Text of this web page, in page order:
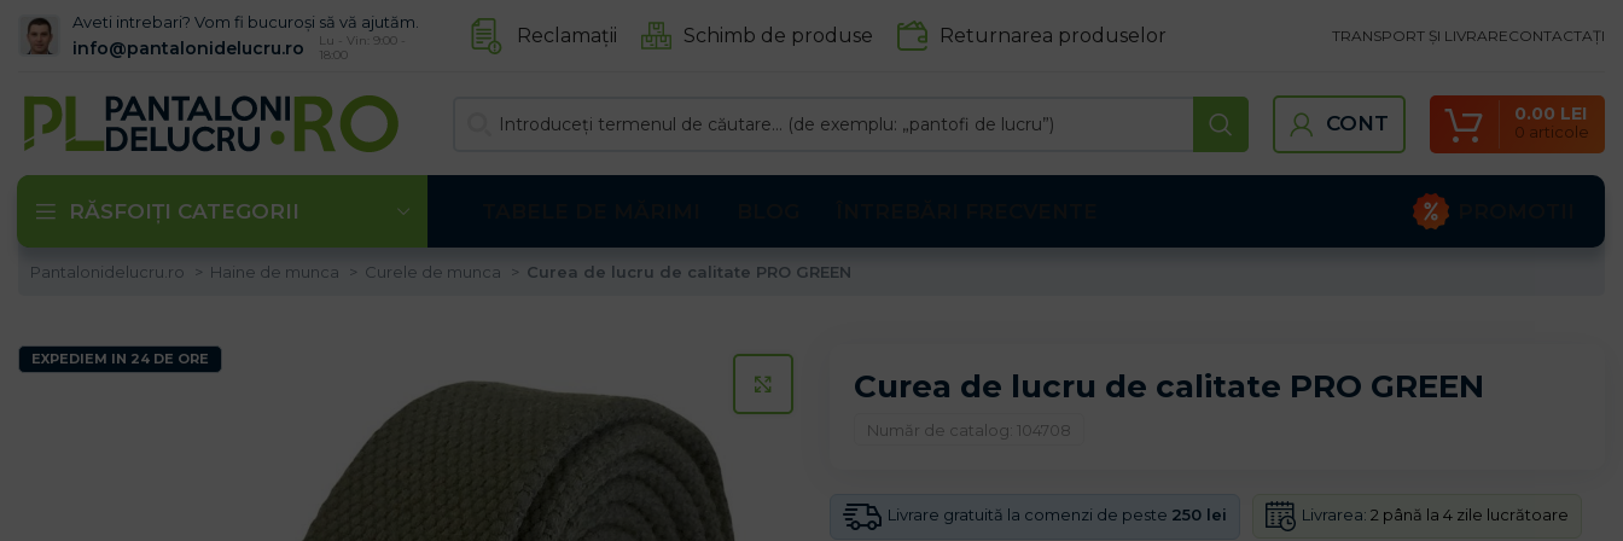
Aveti intrebari? Vom fi bucuroși să vă ajutăm.
info@pantalonidelucru.ro
Lu - Vin: 9:00 -
18:00
Reclamații Schimb de produse Returnarea produselor TRANSPORT ȘI LIVRARECONTACTAȚI
CONT 0 articole
0.00 LEI
RĂSFOIȚI CATEGORII
Pantalonidelucru.ro Haine de munca Curele de munca Curea de lucru de calitate PRO GREEN
EXPEDIEM IN 24 DE ORE
CLICK PENTRU A MARI
Curea de lucru de calitate PRO GREEN
Număr de catalog: 104708
Livrare gratuită la comenzi de peste 250 lei Livrarea: 2 până la 4 zile lucrătoare